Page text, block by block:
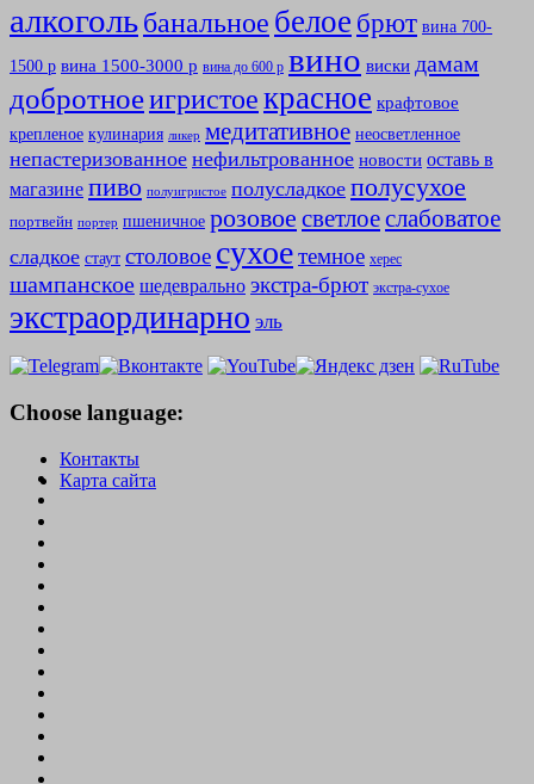
алкогольбанальное белое брют вина 700-
1500 р вина 1500-3000 р вина до 600 р вино виски дамам
добротноеигристоекрасное крафтовое
крепленое кулинария ликер медитативное неосветленное
непастеризованное нефильтрованное новости оставь в
магазине пиво полуигристое полусладкое полусухое
портвейн портер пшеничное розовое светлоеслабоватое
сладкое стаут столовое сухоетемное херес
шампанское шедеврально экстра-брют экстра-сухое
экстраординарно эль
Choose language:
Контакты
Карта сайта